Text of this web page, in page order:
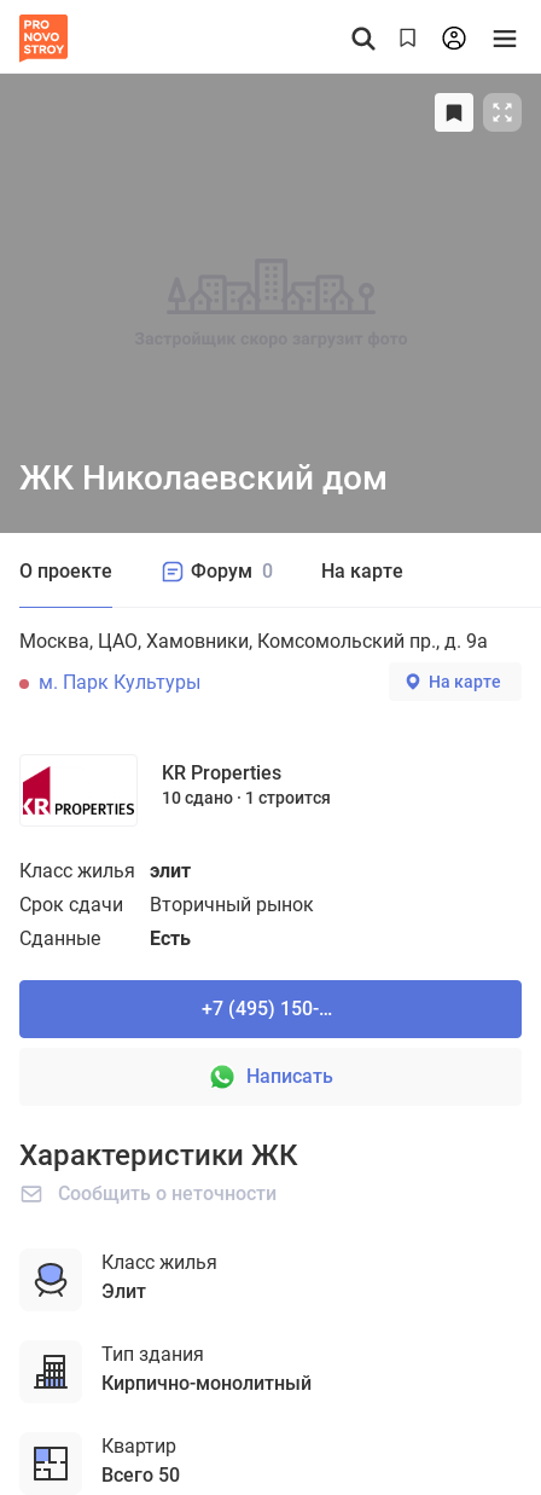
О проекте Форум 0 На карте
Москва ЦАО Хамовники Комсомольский пр., д. 9а
м. Парк Культуры
На карте
KR Properties
10 сдано 1 строится
Класс жилья элит
Срок сдачи
Вторичный рынок
Сданные
Есть
+7 (495) 150-90-61
Написать
ЖК Николаевский дом
Характеристики ЖК
Сообщить о неточности
Класс жилья
элит
Тип здания
кирпично-монолитный
Квартир
Всего 50